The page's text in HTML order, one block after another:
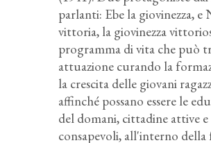
parlanti: Ebe la giovinezza, e
vittoria, la giovinezza
programma di vita che può
attuazione curando la
la crescita delle giovani
affinché possano essere le
del domani, cittadine attive e
consapevoli, all'interno della